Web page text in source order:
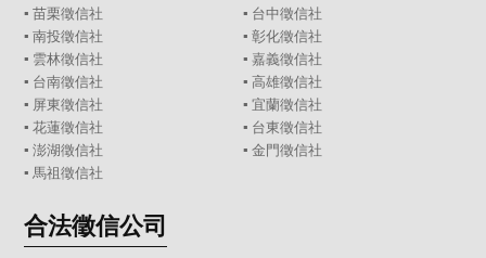
▪苗栗徵信社 ▪ 台中徵信社
▪南投徵信社 ▪ 彰化徵信社
▪ 雲林徵信社 ▪ 嘉義徵信社
▪ 台南徵信社 ▪ 高雄徵信社
▪ 屏東徵信社 ▪ 宜蘭徵信社
▪花蓮徵信社 ▪ 台東徵信社
▪澎湖徵信社 ▪ 金門徵信社
▪ 馬祖徵信社
合法徵信公司